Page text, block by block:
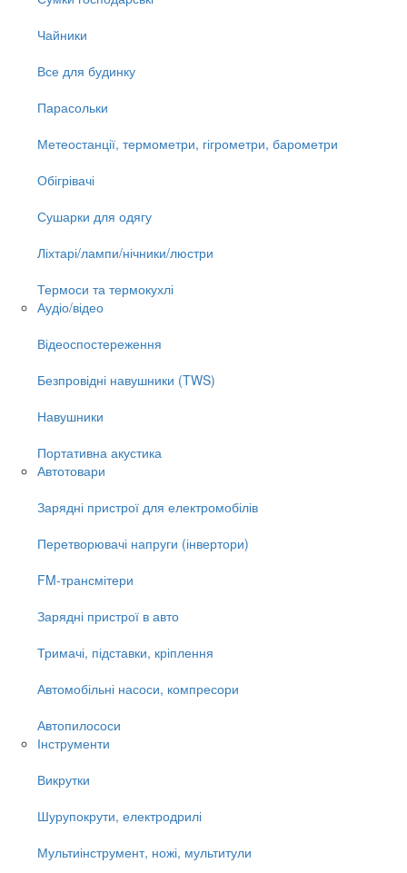
Чайники
Все для будинку
Парасольки
Метеостанції, термометри, гігрометри, барометри
Обігрівачі
Сушарки для одягу
Ліхтарі/лампи/нічники/люстри
Термоси та термокухлі
Аудіо/відео
Відеоспостереження
Безпровідні навушники (TWS)
Навушники
Портативна акустика
Автотовари
Зарядні пристрої для електромобілів
Перетворювачі напруги (інвертори)
FM-трансмітери
Зарядні пристрої в авто
Тримачі, підставки, кріплення
Автомобільні насоси, компресори
Автопилососи
Інструменти
Викрутки
Шурупокрути, електродрилі
Мультиінструмент, ножі, мультитули